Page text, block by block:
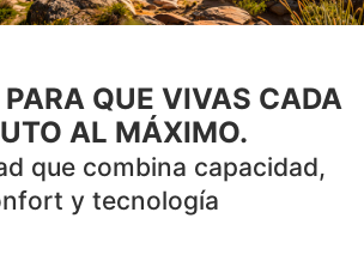
QUE VIVAS CADA
AL MÁXIMO.
que combina capacidad,
y tecnología